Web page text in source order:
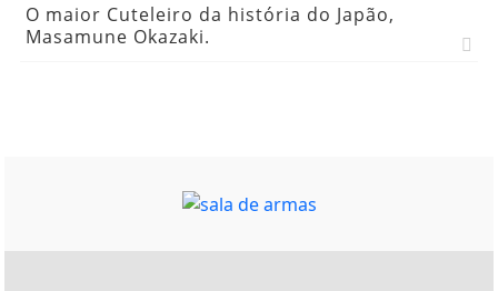
O maior Cuteleiro da história do Japão,
Masamune Okazaki.